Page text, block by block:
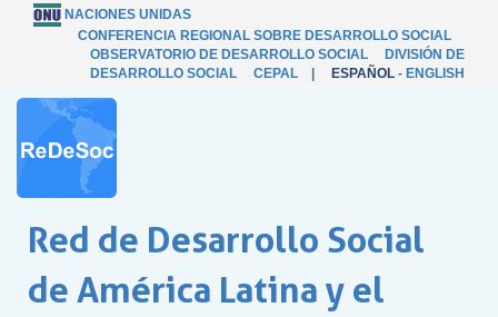
NACIONES UNIDAS
CONFERENCIA REGIONAL SOBRE DESARROLLO SOCIAL
OBSERVATORIO DE DESARROLLO SOCIAL
DIVISIÓN DE
DESARROLLO SOCIAL
CEPAL ESPAÑOL - ENGLISH
Red de Desarrollo Social
de América Latina y el